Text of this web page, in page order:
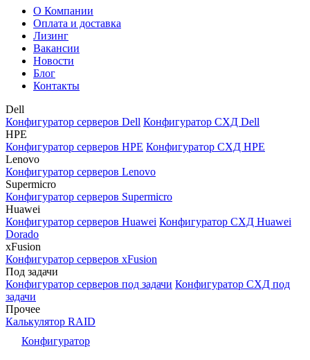
О Компании
Оплата и доставка
Лизинг
Вакансии
Новости
Блог
Контакты
Dell
Конфигуратор серверов Dell Конфигуратор СХД Dell
HPE
Конфигуратор серверов HPE Конфигуратор СХД HPE
Lenovo
Конфигуратор серверов Lenovo
Supermicro
Конфигуратор серверов Supermicro
Huawei
Конфигуратор серверов Huawei Конфигуратор СХД Huawei
Dorado
xFusion
Конфигуратор серверов xFusion
Под задачи
Конфигуратор серверов под задачи Конфигуратор СХД под
задачи
Прочее
Калькулятор RAID
Конфигуратор